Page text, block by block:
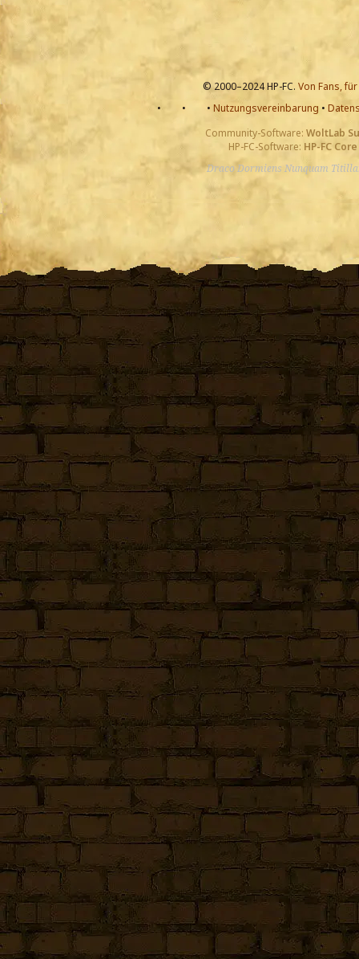
© 2000–2024 HP-FC. Von Fans,
•
• • Nutzungsvereinbarung •
Community-Software: WoltLab
HP-FC-Software: HP-FC Core
Draco Dormiens Nunquam